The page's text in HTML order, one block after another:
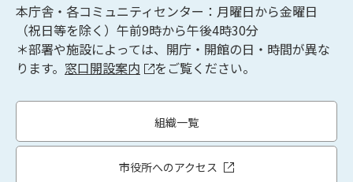
本庁舎・各コミュニティセンター：月曜日から金曜日
（祝日等を除く）午前9時から午後4時30分
＊部署や施設によっては、開庁・開館の日・時間が異な
ります。 窓口開設案内 をご覧ください。
組織一覧
市役所へのアクセス